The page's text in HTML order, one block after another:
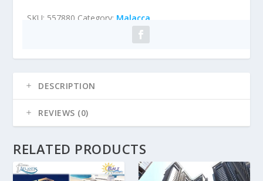
SKU: 557880 Category: Malacca
DESCRIPTION
REVIEWS (0)
RELATED PRODUCTS